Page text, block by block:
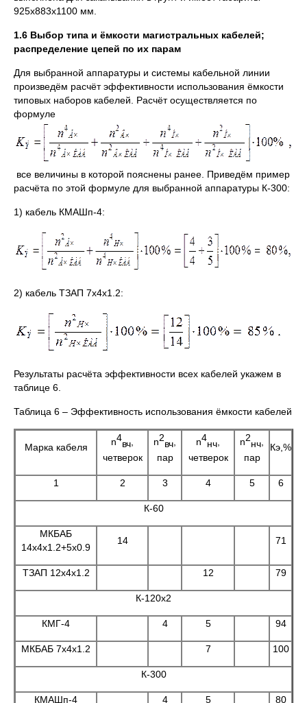
925х883х1100 мм.
1.6 Выбор типа и ёмкости магистральных кабелей;
распределение цепей по их парам
Для выбранной аппаратуры и системы кабельной линии
произведём расчёт эффективности использования ёмкости
типовых наборов кабелей. Расчёт осуществляется по
формуле
все величины в которой пояснены ранее. Приведём пример
расчёта по этой формуле для выбранной аппаратуры К-300:
1) кабель КМАШп-4:
2) кабель ТЗАП 7x4x1.2:
Результаты расчёта эффективности всех кабелей укажем в
таблице 6.
Таблица 6 – Эффективность использования ёмкости кабелей
Марка кабеля
n4
вч
четверок
n2
вч
пар
n4
нч
четверок
n2
нч
пар
Кэ,%
1 2 3 4 5 6
К-60
МКБАБ
14x4x1.2+5x0.9
14 71
ТЗАП 12x4x1.2 12 79
К-120x2
КМГ-4 4 5 94
МКБАБ 7х4х1.2 7 100
К-300
КМАШп-4 4 5 80